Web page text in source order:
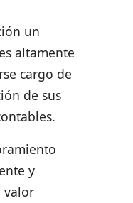
un
altamente
cargo de
de sus
y
valor